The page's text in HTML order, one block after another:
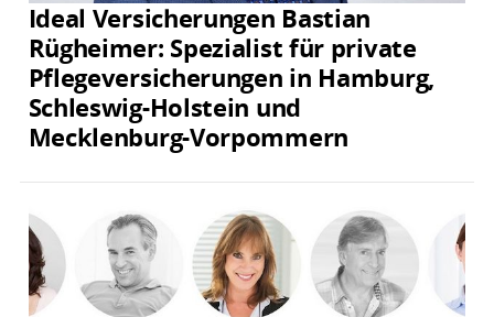
Ideal Versicherungen Bastian
Rügheimer: Spezialist für private
Pflegeversicherungen in Hamburg,
Schleswig-Holstein und
Mecklenburg-Vorpommern